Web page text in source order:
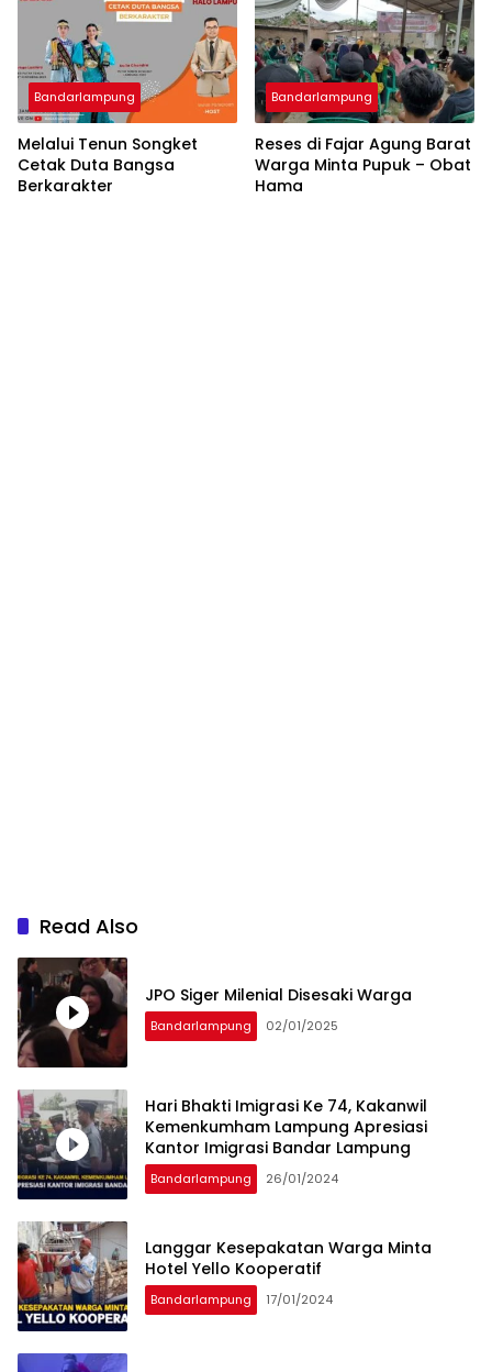
Bandarlampung
Melalui Tenun Songket
Cetak Duta Bangsa
Berkarakter
Bandarlampung
Reses di Fajar Agung Barat
Warga Minta Pupuk – Obat
Hama
Read Also
JPO Siger Milenial Disesaki Warga
Bandarlampung 02/01/2025
Hari Bhakti Imigrasi Ke 74, Kakanwil
Kemenkumham Lampung Apresiasi
Kantor Imigrasi Bandar Lampung
Bandarlampung 26/01/2024
Langgar Kesepakatan Warga Minta
Hotel Yello Kooperatif
Bandarlampung 17/01/2024